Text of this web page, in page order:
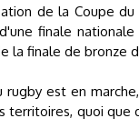
de la Coupe du
finale nationale
la finale de bronze
est en
quoi que